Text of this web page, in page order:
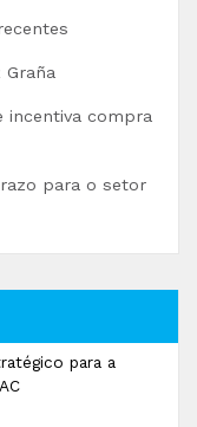
incentiva compra
para o setor
para a